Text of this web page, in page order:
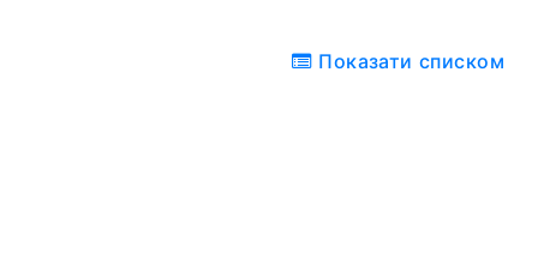
Показати списком